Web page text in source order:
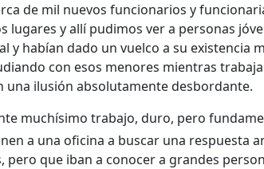
de mil nuevos funcionarios y
y allí pudimos ver a personas
y habían dado un vuelco a su existencia
con esos menores mientras
ilusión absolutamente desbordante.
muchísimo trabajo, duro, pero
a una oficina a buscar una respuesta
que iban a conocer a grandes